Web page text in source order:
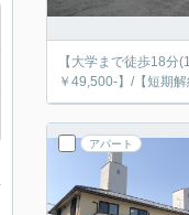
【大学まで徒歩18
￥49,500-】/【短期
アパート